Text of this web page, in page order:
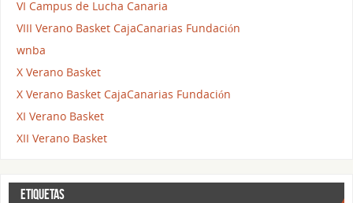
VI Campus de Lucha Canaria
VIII Verano Basket CajaCanarias Fundación
wnba
X Verano Basket
X Verano Basket CajaCanarias Fundación
XI Verano Basket
XII Verano Basket
ETIQUETAS